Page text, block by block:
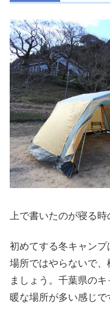
上で書いたのが寝る
初めてする冬キャン
場所ではやらないで
ましょう。千葉県の
暖な場所が多い感じで